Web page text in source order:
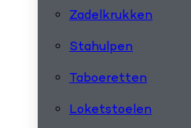
Zadelkrukken
Stahulpen
Taboeretten
Loketstoelen